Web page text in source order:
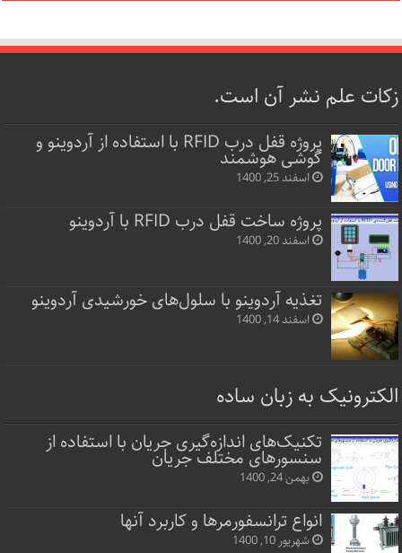
زکات علم نشر آن است.
پروژه قفل‌ درب RFID با استفاده از آردوینو و
گوشی هوشمند
اسفند 25, 1400
پروژه ساخت قفل‌ درب RFID با آردوینو
اسفند 20, 1400
تغذیه آردوینو با سلول‌های خورشیدی آردوینو
اسفند 14, 1400
الکترونیک به زبان ساده
تکنیک‌های اندازه‌گیری جریان با استفاده از
سنسورهای مختلف جریان
بهمن 24, 1400
انواع ترانسفورمرها و کاربرد آنها
شهریور 10, 1400